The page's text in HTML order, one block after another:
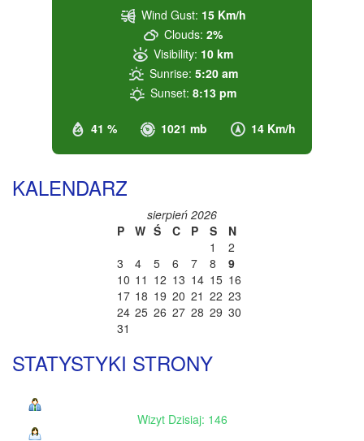
41 % 1021 mb 14 Km/h
Wind Gust: 15 Km/h
Clouds: 2%
Visibility: 10 km
Sunrise: 5:20 am
Sunset: 8:13 pm
KALENDARZ
sierpień 2026
P
W Ś C P S
N
1
2
3
4 5 6 7 8
9
10 11 12 13 14 15 16
17 18 19 20 21 22 23
24 25 26 27 28 29 30
31
STATYSTYKI STRONY
Wizyt Dzisiaj: 146